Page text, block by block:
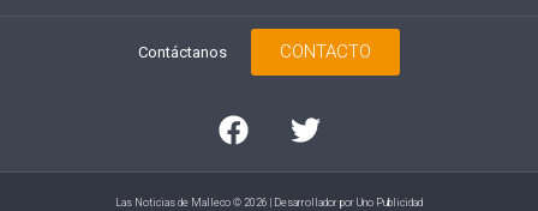
Contáctanos CONTACTO
Las Noticias de Malleco © 2026 | Desarrollador por Uno Publicidad